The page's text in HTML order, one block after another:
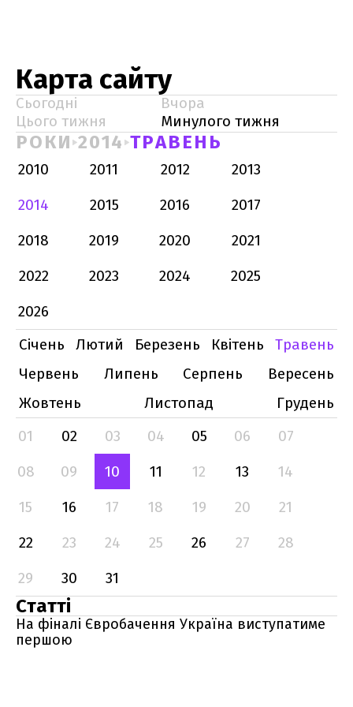
Карта сайту
Сьогодні
Вчора
Цього тижня
Минулого тижня
РОКИ 2014 ТРАВЕНЬ
2010 2011 2012
2013
2014
2015 2016
2017
2018
2019 2020
2021
2022
2023 2024
2025
2026
Січень
Лютий Березень Квітень
Травень
Червень
Липень Серпень
Вересень
Жовтень
Листопад
Грудень
01
02 03 04 05 06
07
08
09 10 11 12 13
14
15
16 17 18 19 20
21
22
23 24 25 26 27
28
29
30 31
Статті
На фіналі Євробачення Україна виступатиме
першою